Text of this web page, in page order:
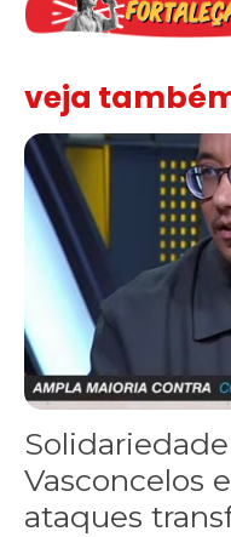
veja
Solidariedade ao
Vasconcelos
ataques